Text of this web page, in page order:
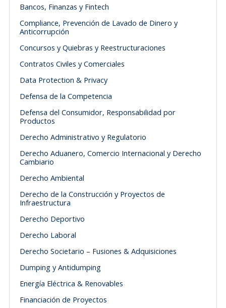
Bancos, Finanzas y Fintech
Compliance, Prevención de Lavado de Dinero y
Anticorrupción
Concursos y Quiebras y Reestructuraciones
Contratos Civiles y Comerciales
Data Protection & Privacy
Defensa de la Competencia
Defensa del Consumidor, Responsabilidad por
Productos
Derecho Administrativo y Regulatorio
Derecho Aduanero, Comercio Internacional y Derecho
Cambiario
Derecho Ambiental
Derecho de la Construcción y Proyectos de
Infraestructura
Derecho Deportivo
Derecho Laboral
Derecho Societario – Fusiones & Adquisiciones
Dumping y Antidumping
Energía Eléctrica & Renovables
Financiación de Proyectos